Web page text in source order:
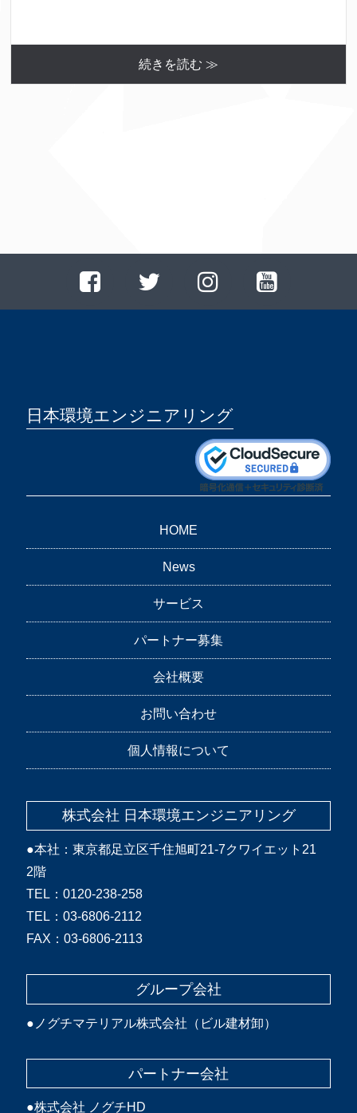
続きを読む ≫
日本環境エンジニアリング
HOME
News
サービス
パートナー募集
会社概要
お問い合わせ
個人情報について
株式会社 日本環境エンジニアリング
●本社：東京都足立区千住旭町21-7クワイエット21
2階
TEL：0120-238-258
TEL：03-6806-2112
FAX：03-6806-2113
グループ会社
● ノグチマテリアル株式会社（ビル建材卸）
パートナー会社
●株式会社 ノグチHD